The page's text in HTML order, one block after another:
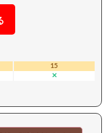
さと丁寧な接客
も確かな技術と
大きな魅力のひ
わと高まる時間
15
✕